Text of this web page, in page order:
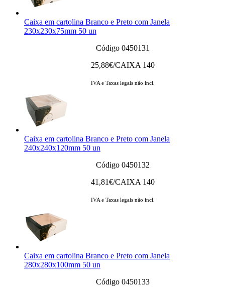
Caixa em cartolina Branco e Preto com Janela
230x230x75mm 50 un
Código 0450131
25,88€/CAIXA 140
IVA e Taxas legais não incl.
Caixa em cartolina Branco e Preto com Janela
240x240x120mm 50 un
Código 0450132
41,81€/CAIXA 140
IVA e Taxas legais não incl.
Caixa em cartolina Branco e Preto com Janela
280x280x100mm 50 un
Código 0450133